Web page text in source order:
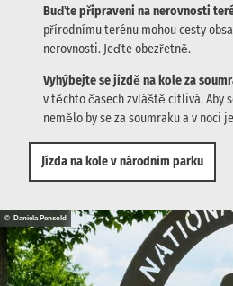
© Daniela Pensold
Buďte připraveni na nerovnosti
přírodnímu terénu mohou cesty
nerovnosti. Jeďte obezřetně.
Vyhýbejte se jízdě na kole za
v těchto časech zvláště citlivá. Aby
nemělo by se za soumraku a v noci
Jízda na kole v národním parku